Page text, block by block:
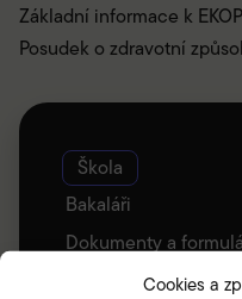
Cookies a
Základní informace k
Posudek o zdravotní
Škola
Bakaláři
Dokumenty a
V čem jsme